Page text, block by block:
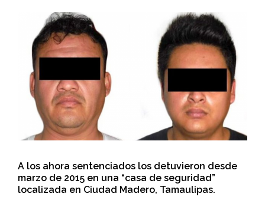
A los ahora sentenciados los detuvieron desde
marzo de 2015 en una “casa de seguridad”
localizada en Ciudad Madero, Tamaulipas.